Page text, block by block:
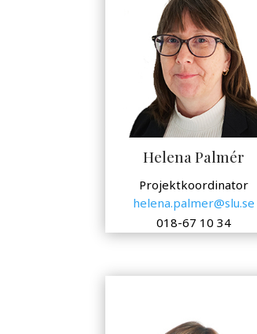
Helena Palmér
Projektkoordinator
helena.palmer@slu.se
018-67 10 34